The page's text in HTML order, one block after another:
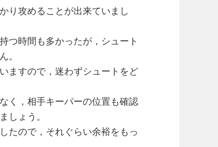
り攻めることが出来ていまし
つ時間も多かったが，シュート
。
ますので，迷わずシュートをど
く，相手キーパーの位置も確認
しょう。
たので，それぐらい余裕をもっ